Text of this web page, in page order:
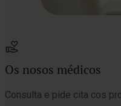
Os nosos médicos
Consulta e pide cita cos